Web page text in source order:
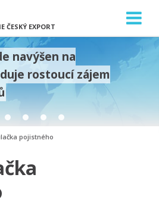
ČESKÝ EXPORT
navýšen na
rostoucí zájem
pojistného